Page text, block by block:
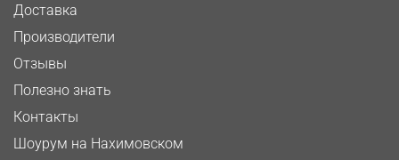
Доставка
Производители
Отзывы
Полезно знать
Контакты
Шоурум на Нахимовском